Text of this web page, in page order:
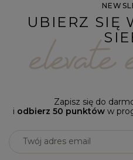
UBIERZ SIĘ
Zapisz się do
i odbierz 50 punktóww
Twój adres email